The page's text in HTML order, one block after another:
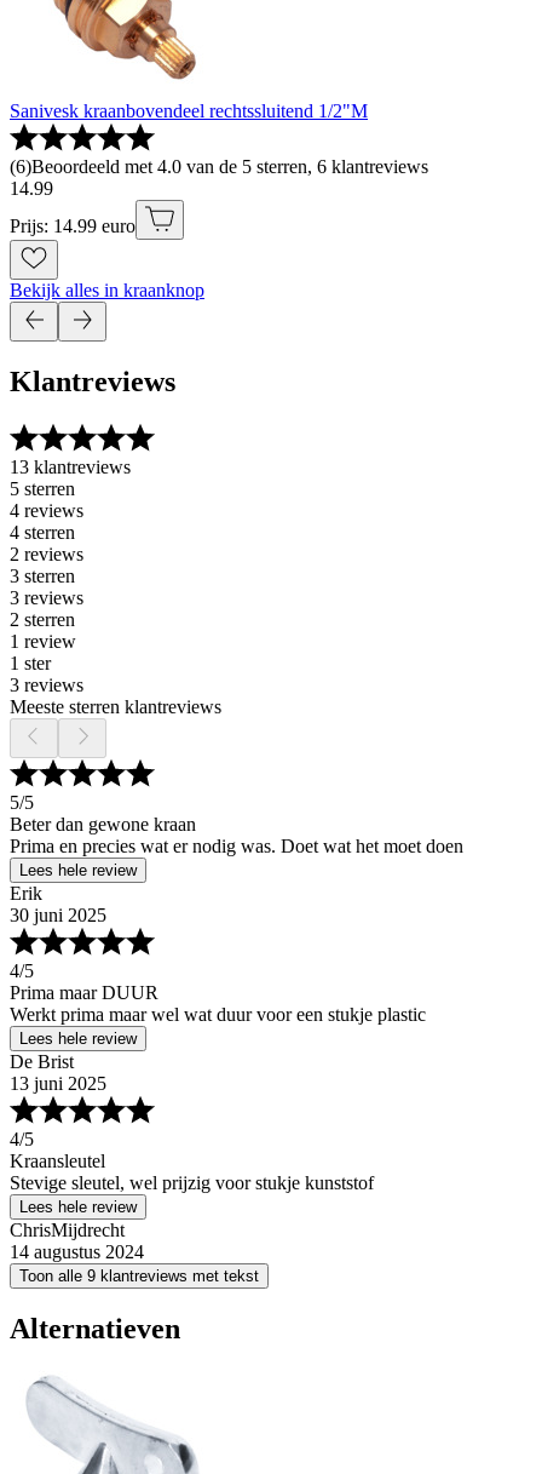
Sanivesk kraanbovendeel rechtssluitend 1/2"M
(6)Beoordeeld met 4.0 van de 5 sterren, 6 klantreviews
14.99
Prijs: 14.99 euro
Bekijk alles in kraanknop
Klantreviews
13 klantreviews
5 sterren
4 reviews
4 sterren
2 reviews
3 sterren
3 reviews
2 sterren
1 review
1 ster
3 reviews
Meeste sterren klantreviews
5/5
Beter dan gewone kraan
Prima en precies wat er nodig was. Doet wat het moet doen
Lees hele review
Erik
30 juni 2025
4/5
Prima maar DUUR
Werkt prima maar wel wat duur voor een stukje plastic
Lees hele review
De Brist
13 juni 2025
4/5
Kraansleutel
Stevige sleutel, wel prijzig voor stukje kunststof
Lees hele review
ChrisMijdrecht
14 augustus 2024
Toon alle 9 klantreviews met tekst
Alternatieven